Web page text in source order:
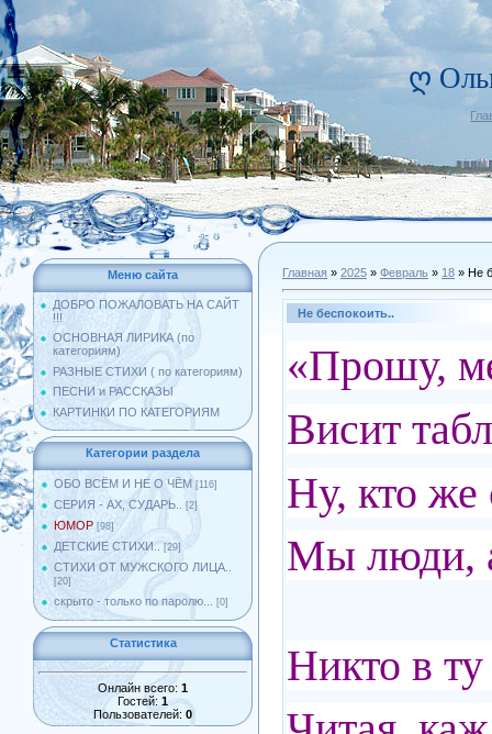
ღ
Меню сайта
ДОБРО ПОЖАЛОВАТЬ НА САЙТ
!!!
ОСНОВНАЯ ЛИРИКА (по
категориям)
РАЗНЫЕ СТИХИ ( по категориям)
ПЕСНИ и РАССКАЗЫ
КАРТИНКИ ПО КАТЕГОРИЯМ
Категории раздела
ОБО ВСЁМ И НЕ О ЧЁМ [116]
СЕРИЯ - АХ, СУДАРЬ.. [2]
ЮМОР [98]
ДЕТСКИЕ СТИХИ.. [29]
СТИХИ ОТ МУЖСКОГО ЛИЦА..
[20]
скрыто - только по паролю... [0]
Статистика
Онлайн всего: 1
Гостей: 1
Пользователей: 0
Главная » 2025 » Февраль » 18 » Не
Не беспокоить..
«Прошу,
Висит
Ну, кто же
Мы люди,
Никто в